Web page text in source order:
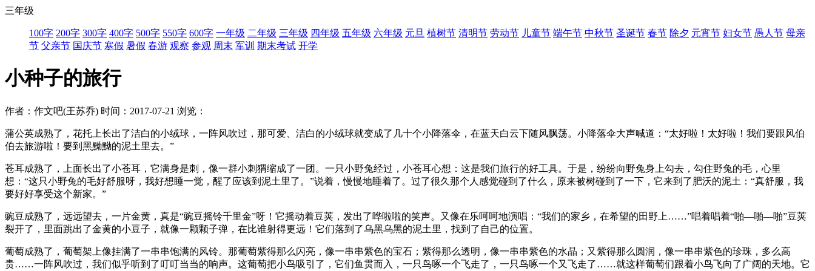
三年级
100字 200字 300字 400字 500字 550字 600字 一年级 二年级 三年级 四年级 五年级 六年级 元旦 植树节 清明节 劳动节 儿童节 端午节 中秋节 圣诞节 春节 除夕 元宵节 妇女节 愚人节 母亲
节 父亲节 国庆节 寒假 暑假 春游 观察 参观 周末 军训 期末考试 开学
小种子的旅行
作者：作文吧(王苏乔) 时间：2017-07-21 浏览：
蒲公英成熟了，花托上长出了洁白的小绒球，一阵风吹过，那可爱、洁白的小绒球就变成了几十个小降落伞，在蓝天白云下随风飘荡。小降落伞大声喊道：“太好啦！太好啦！我们要跟风伯
伯去旅游啦！要到黑黝黝的泥土里去。”
苍耳成熟了，上面长出了小苍耳，它满身是刺，像一群小刺猬缩成了一团。一只小野兔经过，小苍耳心想：这是我们旅行的好工具。于是，纷纷向野兔身上勾去，勾住野兔的毛，心里
想：“这只小野兔的毛好舒服呀，我好想睡一觉，醒了应该到泥土里了。”说着，慢慢地睡着了。过了很久那个人感觉碰到了什么，原来被树碰到了一下，它来到了肥沃的泥土：“真舒服，我
要好好享受这个新家。”
豌豆成熟了，远远望去，一片金黄，真是“豌豆摇铃千里金”呀！它摇动着豆荚，发出了哗啦啦的笑声。又像在乐呵呵地演唱：“我们的家乡，在希望的田野上……”唱着唱着“啪—啪—啪”豆荚
裂开了，里面跳出了金黄的小豆子，就像一颗颗子弹，在比谁射得更远！它们落到了乌黑乌黑的泥土里，找到了自己的位置。
葡萄成熟了，葡萄架上像挂满了一串串饱满的风铃。那葡萄紫得那么闪亮，像一串串紫色的宝石；紫得那么透明，像一串串紫色的水晶；又紫得那么圆润，像一串串紫色的珍珠，多么高
贵……一阵风吹过，我们似乎听到了叮叮当当的响声。这葡萄把小鸟吸引了，它们鱼贯而入，一只鸟啄一个飞走了，一只鸟啄一个又飞走了……就这样葡萄们跟着小鸟飞向了广阔的天地。它